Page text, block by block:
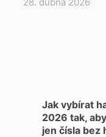
Jak vybírat
2026 tak,
jen čísla bez